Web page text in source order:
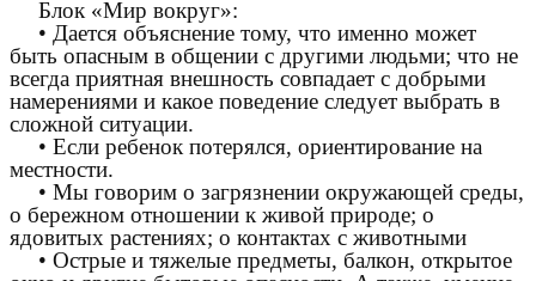
Блок «Мир вокруг»:
• Дается объяснение тому, что именно может
быть опасным в общении с другими людьми; что не
всегда приятная внешность совпадает с добрыми
намерениями и какое поведение следует выбрать в
сложной ситуации.
• Если ребенок потерялся, ориентирование на
местности.
• Мы говорим о загрязнении окружающей среды,
о бережном отношении к живой природе; о
ядовитых растениях; о контактах с животными
• Острые и тяжелые предметы, балкон, открытое